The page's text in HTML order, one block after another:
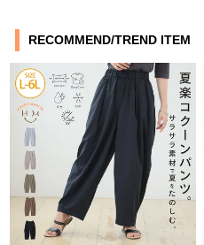
RECOMMEND/TREND ITEM